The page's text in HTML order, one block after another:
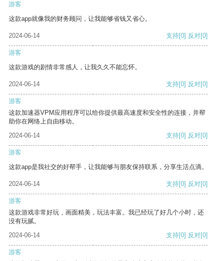
游客
这款app就像我的财务顾问，让我能够省钱又省心。
2024-06-14 支持[0] 反对[0]
游客
这款游戏的剧情非常感人，让我久久不能忘怀。
2024-06-14 支持[0] 反对[0]
游客
这款加速器VPM应用程序可以给你提供最高速度和安全性的连接，并帮
助你在网络上自由移动。
2024-06-14
支持[0] 反对[0]
游客
这款app是我社交的好帮手，让我能够与朋友保持联系，分享生活点滴。
2024-06-14 支持[0] 反对[0]
游客
这款游戏非常好玩，画面精美，玩法丰富。我已经玩了好几个小时，还
没有玩腻。
2024-06-14
支持[0] 反对[0]
游客